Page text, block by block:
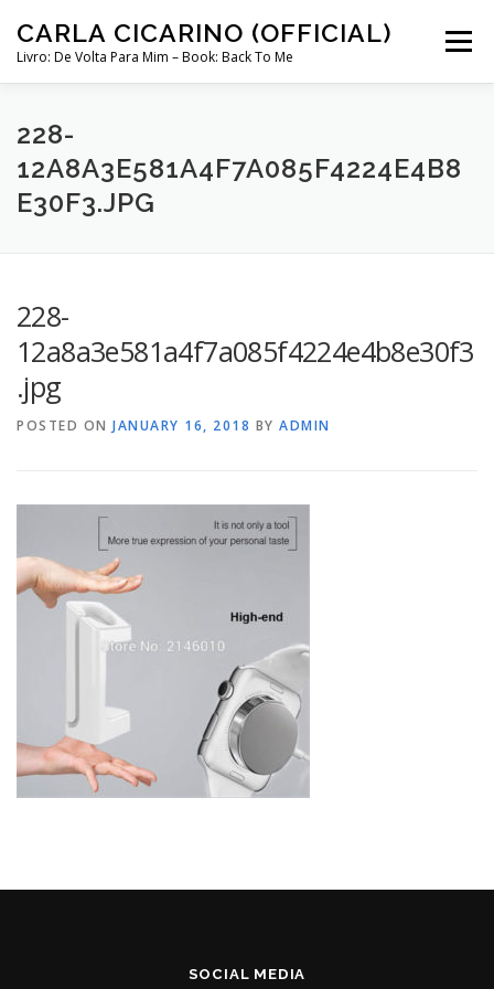
content
CARLA CICARINO (OFFICIAL)
Livro: De Volta Para Mim – Book: Back To Me
Menu
COMPRAR LIVRO “DE VOLTA PARA MIM”
MINHA CONTA
228-
12A8A3E581A4F7A085F4224E4B8
E30F3.JPG
228-
12a8a3e581a4f7a085f4224e4b8e30f3
.jpg
POSTED ON JANUARY 16, 2018 BY ADMIN
SOCIAL MEDIA